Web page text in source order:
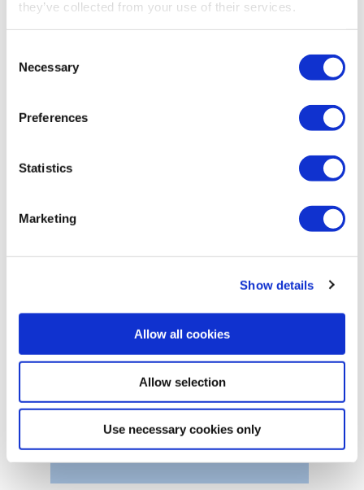
they’ve collected from your use of their services.
Selection
Necessary
Preferences
Statistics
Marketing
Show details
Allow all cookies
Allow selection
Use necessary cookies only
Żurawie samochodowe